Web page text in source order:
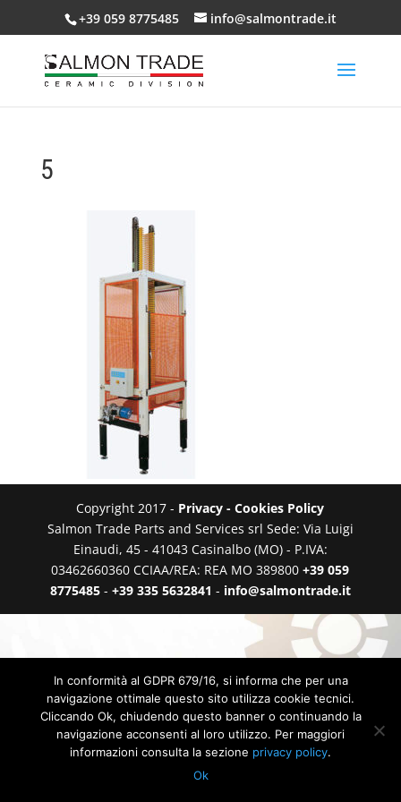
+39 059 8775485 info@salmontrade.it
5
Copyright 2017 - Privacy - Cookies Policy
Salmon Trade Parts and Services srl Sede: Via Luigi
Einaudi, 45 - 41043 Casinalbo (MO) - P.IVA:
03462660360 CCIAA/REA: REA MO 389800+39 059
8775485 - +39 335 5632841 - info@salmontrade.it
In conformità al GDPR 679/16, si informa che per una
navigazione ottimale questo sito utilizza cookie tecnici.
Cliccando Ok, chiudendo questo banner o continuando la
navigazione acconsenti al loro utilizzo. Per maggiori
informazioni consulta la sezione privacy policy.
Ok